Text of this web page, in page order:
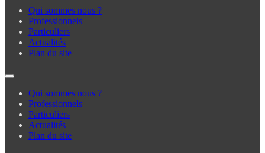
Qui sommes nous ?
Professionnels
Particuliers
Actualités
Plan du site
Qui sommes nous ?
Professionnels
Particuliers
Actualités
Plan du site